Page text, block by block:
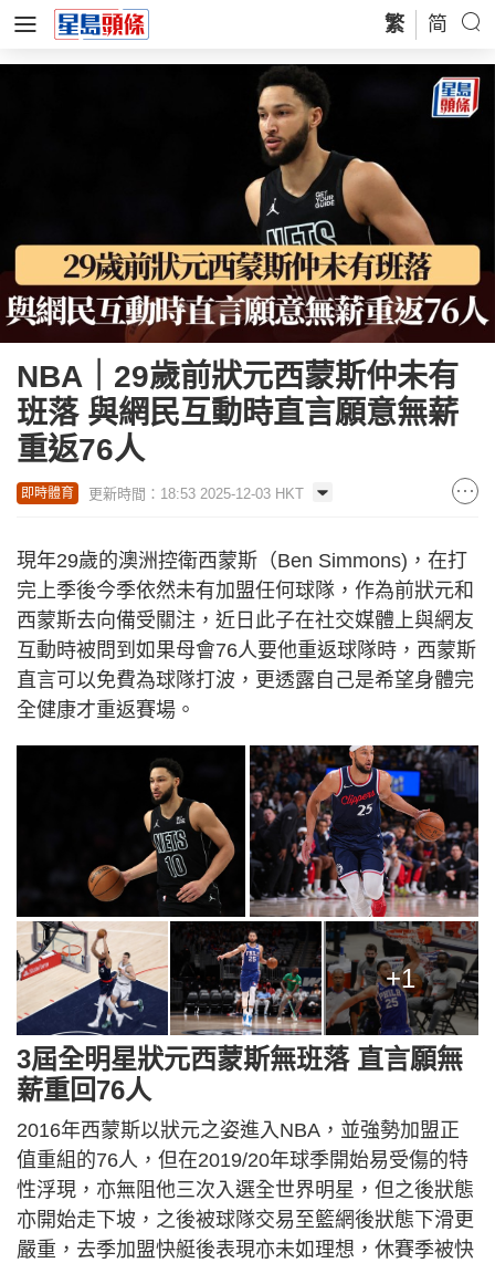
繁 简
NBA｜29歲前狀元西蒙斯仲未有
班落 與網民互動時直言願意無薪
重返76人
即時體育 更新時間：18:53 2025-12-03 HKT
現年29歲的澳洲控衛西蒙斯（Ben Simmons)，在打
完上季後今季依然未有加盟任何球隊，作為前狀元和
西蒙斯去向備受關注，近日此子在社交媒體上與網友
互動時被問到如果母會76人要他重返球隊時，西蒙斯
直言可以免費為球隊打波，更透露自己是希望身體完
全健康才重返賽場。
+1
3屆全明星狀元西蒙斯無班落 直言願無
薪重回76人
2016年西蒙斯以狀元之姿進入NBA，並強勢加盟正
值重組的76人，但在2019/20年球季開始易受傷的特
性浮現，亦無阻他三次入選全世界明星，但之後狀態
亦開始走下坡，之後被球隊交易至籃網後狀態下滑更
嚴重，去季加盟快艇後表現亦未如理想，休賽季被快